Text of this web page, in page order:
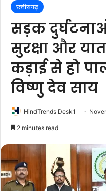
छत्तीसगढ़
सड़क
सुरक्षा और
कड़ाई से हो
विष्णु देव साय
HindTrends Desk1
2 minutes read